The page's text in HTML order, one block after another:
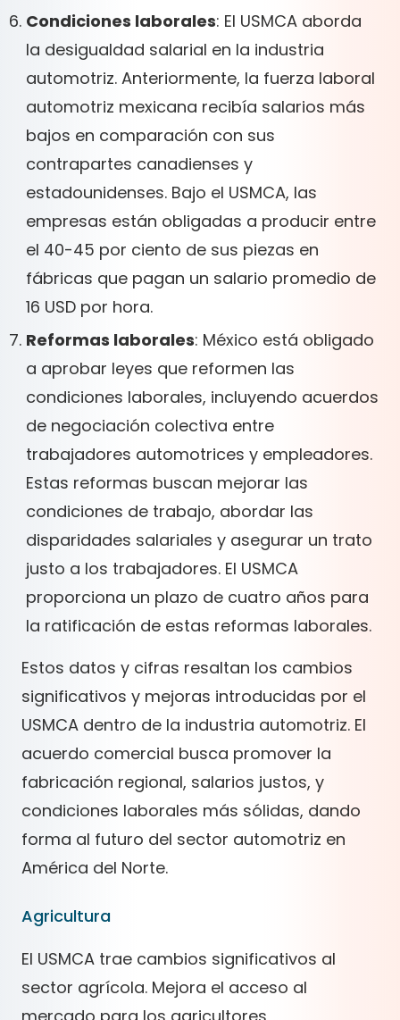
Condiciones laborales: El USMCA aborda
la desigualdad salarial en la industria
automotriz. Anteriormente, la fuerza laboral
automotriz mexicana recibía salarios más
bajos en comparación con sus
contrapartes canadienses y
estadounidenses. Bajo el USMCA, las
empresas están obligadas a producir entre
el 40-45 por ciento de sus piezas en
fábricas que pagan un salario promedio de
16 USD por hora.
Reformas laborales: México está obligado
a aprobar leyes que reformen las
condiciones laborales, incluyendo acuerdos
de negociación colectiva entre
trabajadores automotrices y empleadores.
Estas reformas buscan mejorar las
condiciones de trabajo, abordar las
disparidades salariales y asegurar un trato
justo a los trabajadores. El USMCA
proporciona un plazo de cuatro años para
la ratificación de estas reformas laborales.
Estos datos y cifras resaltan los cambios
significativos y mejoras introducidas por el
USMCA dentro de la industria automotriz. El
acuerdo comercial busca promover la
fabricación regional, salarios justos, y
condiciones laborales más sólidas, dando
forma al futuro del sector automotriz en
América del Norte.
Agricultura
El USMCA trae cambios significativos al
sector agrícola. Mejora el acceso al